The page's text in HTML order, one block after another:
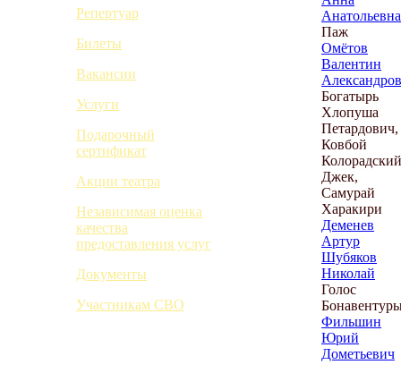
Репертуар
Билеты
Вакансии
Услуги
Подарочный
сертификат
Акции театра
Независимая оценка
качества
предоставления услуг
Документы
Участникам СВО
Анатольевна
Паж
Омётов
Валентин
Богатырь
Хлопуша
Петардович,
Ковбой
Колорадский
Джек,
Самурай
Харакири
Деменев
Артур
Шубяков
Николай
Голос
Фильшин
Юрий
Дометьевич